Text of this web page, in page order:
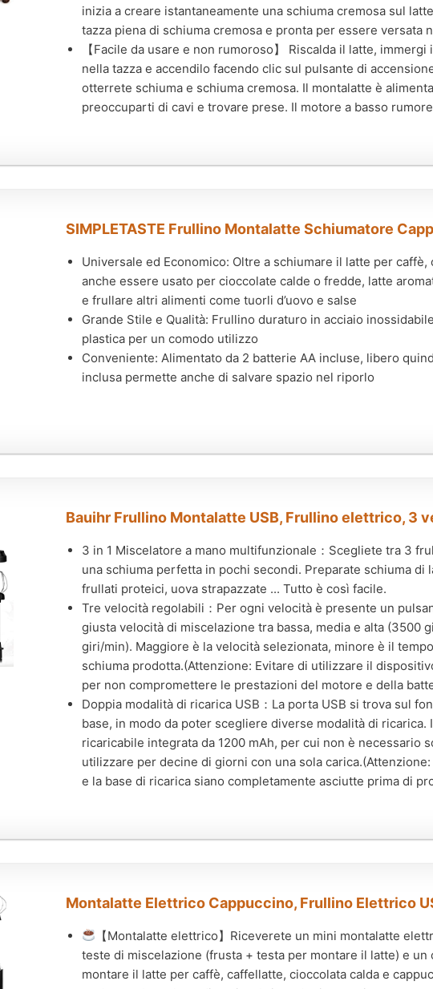
inizia a creare istantaneamente una schiuma cremosa sul
tazza piena di schiuma cremosa e pronta per essere versata
【Facile da usare e non rumoroso】 Riscalda il latte,
nella tazza e accendilo facendo clic sul pulsante di
otterrete schiuma e schiuma cremosa. Il montalatte è
preoccuparti di cavi e trovare prese. Il motore a basso
SIMPLETASTE Frullino Montalatte Schiumatore
Universale ed Economico: Oltre a schiumare il latte per
anche essere usato per cioccolate calde o fredde, latte
e frullare altri alimenti come tuorli d’uovo e salse
Grande Stile e Qualità: Frullino duraturo in acciaio
plastica per un comodo utilizzo
Conveniente: Alimentato da 2 batterie AA incluse, libero
inclusa permette anche di salvare spazio nel riporlo
Bauihr Frullino Montalatte USB, Frullino elettrico, 3
3 in 1 Miscelatore a mano multifunzionale：Scegliete tra 3
una schiuma perfetta in pochi secondi. Preparate schiuma di
frullati proteici, uova strapazzate ... Tutto è così facile.
Tre velocità regolabili：Per ogni velocità è presente un
giusta velocità di miscelazione tra bassa, media e alta (3500
giri/min). Maggiore è la velocità selezionata, minore è il
schiuma prodotta.(Attenzione: Evitare di utilizzare il
per non compromettere le prestazioni del motore e della
Doppia modalità di ricarica USB：La porta USB si trova sul
base, in modo da poter scegliere diverse modalità di
ricaricabile integrata da 1200 mAh, per cui non è necessario
utilizzare per decine di giorni con una sola
e la base di ricarica siano completamente asciutte prima di
Montalatte Elettrico Cappuccino, Frullino Elettrico
【Montalatte elettrico】Riceverete un mini montalatte
teste di miscelazione (frusta + testa per montare il latte) e un
montare il latte per caffè, caffellatte, cioccolata calda e